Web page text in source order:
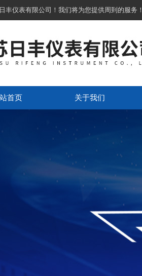
丰仪表有限公司！我们将为您提供周到的服务！
首页 关于我们